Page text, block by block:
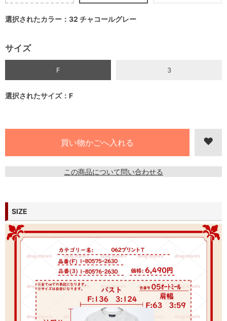
選択されたカラー：32 チャコールグレー
サイズ
F 3
選択されたサイズ：F
この商品について問い合わせる
SIZE